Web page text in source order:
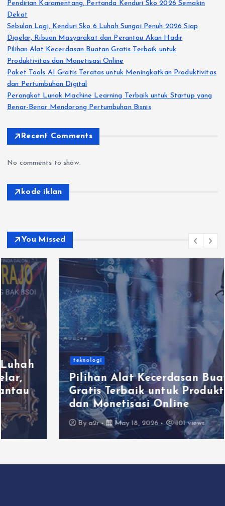
Pendirian Karamentang, Pertanda Kenduri Sko 2026 Semakin
Dekat
Sebulan Lagi, Kenduri Sko 6 Luhah Sungai Penuh 2026 Siap
Digelar, Ribuan Masyarakat dan Perantau Akan Hadir
Pilihan Alat Kecerdasan Buatan Gratis Terbaik untuk
Produktivitas dan Monetisasi Online
Paket Tools AI Gratis Teratas untuk Meningkatkan Produktivitas
dan Pertumbuhan Digital
Perangkat Lunak Machine Learning Terbaik untuk Startup yang
Benar-Benar Mendorong Pertumbuhan Bisnis
Recent Comments
No comments to show.
kode iklan
You Missed
teknologi
Pilihan Alat Kecerdasan Buatan
Gratis Terbaik untuk Produktivitas
dan Monetisasi Online
By May 18, 2026 101 views